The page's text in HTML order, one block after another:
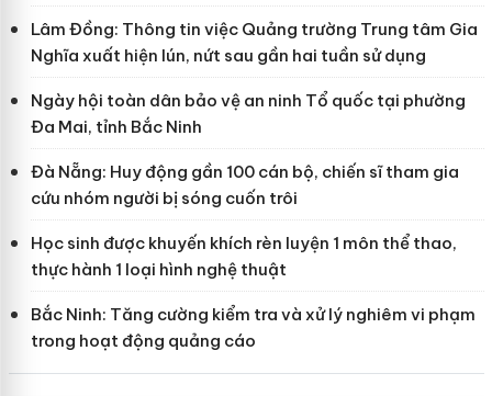
Lâm Đồng: Thông tin việc Quảng trường Trung tâm Gia
Nghĩa xuất hiện lún, nứt sau gần hai tuần sử dụng
Ngày hội toàn dân bảo vệ an ninh Tổ quốc tại phường
Đa Mai, tỉnh Bắc Ninh
Đà Nẵng: Huy động gần 100 cán bộ, chiến sĩ tham gia
cứu nhóm người bị sóng cuốn trôi
Học sinh được khuyến khích rèn luyện 1 môn thể thao,
thực hành 1 loại hình nghệ thuật
Bắc Ninh: Tăng cường kiểm tra và xử lý nghiêm vi phạm
trong hoạt động quảng cáo